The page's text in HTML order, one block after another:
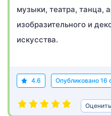
музыки, театра, танца,
изобразительного и
искусства.
4.6 Опубликовано 16
Оценить